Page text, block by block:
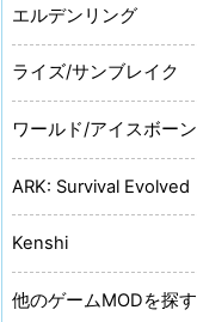
エルデンリング
ライズ/サンブレイク
ワールド/アイスボーン
ARK: Survival Evolved
Kenshi
他のゲームMODを探す